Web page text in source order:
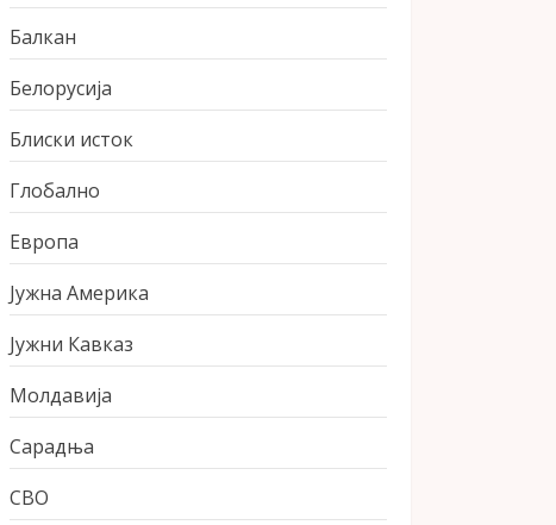
Балкан
Белорусија
Блиски исток
Глобално
Европа
Јужна Америка
Јужни Кавказ
Молдавија
Сарадња
СВО